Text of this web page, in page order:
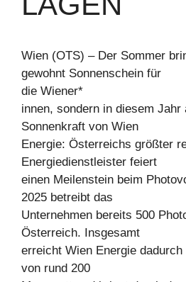
Wien (OTS) – Der Sommer
gewohnt Sonnenschein für
die Wiener*
innen, sondern in diesem Jahr
Sonnenkraft von Wien
Energie: Österreichs größter
Energiedienstleister feiert
einen Meilenstein beim
2025 betreibt das
Unternehmen bereits 500
Österreich. Insgesamt
erreicht Wien Energie
von rund 200